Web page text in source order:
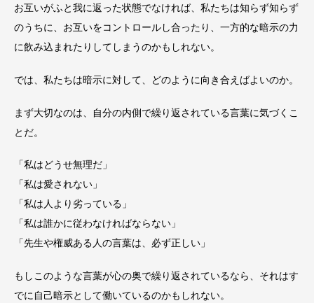
お互いがふと我に返った状態でなければ、私たちは知らず知らず
のうちに、お互いをコントロールし合ったり、一方的な暗示の力
に飲み込まれたりしてしまうのかもしれない。
では、私たちは暗示に対して、どのように向き合えばよいのか。
まず大切なのは、自分の内側で繰り返されている言葉に気づくこ
とだ。
「私はどうせ無理だ」
「私は愛されない」
「私は人より劣っている」
「私は誰かに従わなければならない」
「先生や権威ある人の言葉は、必ず正しい」
もしこのような言葉が心の奥で繰り返されているなら、それはす
でに自己暗示として働いているのかもしれない。